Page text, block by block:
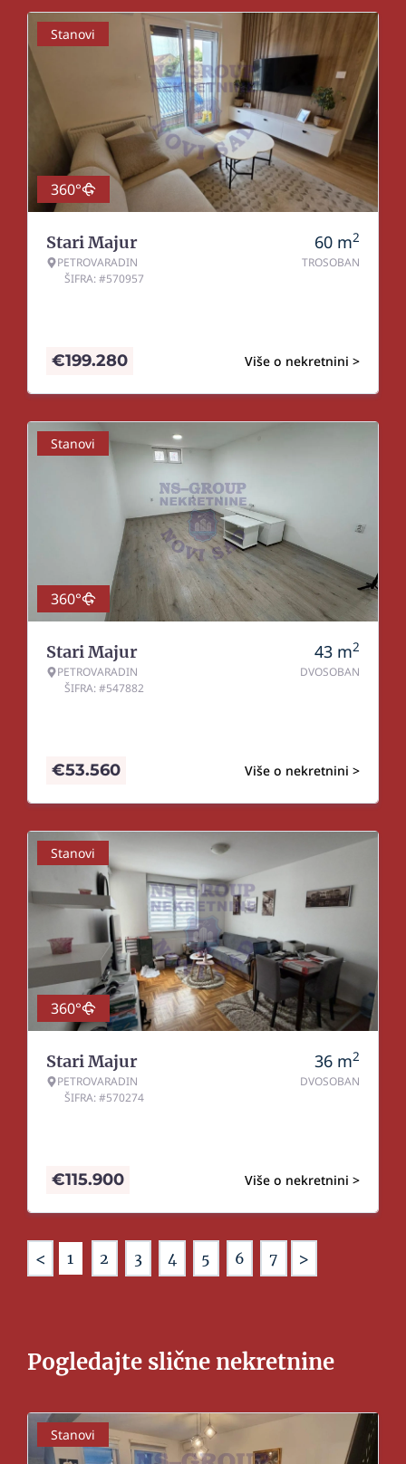
Stanovi
360°
Stari Majur
PETROVARADIN
ŠIFRA: #570957
60 m2
TROSOBAN
Više o nekretnini >
€199.280
Stanovi
360°
Stari Majur
PETROVARADIN
ŠIFRA: #547882
43 m2
DVOSOBAN
Više o nekretnini >
€53.560
Stanovi
360°
Stari Majur
PETROVARADIN
ŠIFRA: #570274
36 m2
DVOSOBAN
Više o nekretnini >
€115.900
< 1 2 3 4 5 6 7 >
Pogledajte slične nekretnine
Stanovi